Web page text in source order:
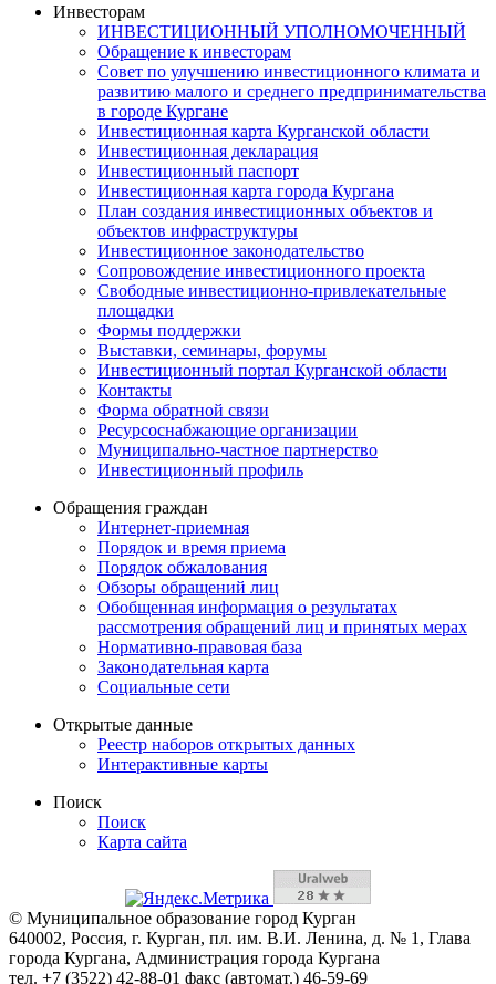
Инвесторам
ИНВЕСТИЦИОННЫЙ УПОЛНОМОЧЕННЫЙ
Обращение к инвесторам
Совет по улучшению инвестиционного климата и
развитию малого и среднего предпринимательства
в городе Кургане
Инвестиционная карта Курганской области
Инвестиционная декларация
Инвестиционный паспорт
Инвестиционная карта города Кургана
План создания инвестиционных объектов и
объектов инфраструктуры
Инвестиционное законодательство
Сопровождение инвестиционного проекта
Свободные инвестиционно-привлекательные
площадки
Формы поддержки
Выставки, семинары, форумы
Инвестиционный портал Курганской области
Контакты
Форма обратной связи
Ресурсоснабжающие организации
Муниципально-частное партнерство
Инвестиционный профиль
Обращения граждан
Интернет-приемная
Порядок и время приема
Порядок обжалования
Обзоры обращений лиц
Обобщенная информация о результатах
рассмотрения обращений лиц и принятых мерах
Нормативно-правовая база
Законодательная карта
Социальные сети
Открытые данные
Реестр наборов открытых данных
Интерактивные карты
Поиск
Поиск
Карта сайта
© Муниципальное образование город Курган
640002, Россия, г. Курган, пл. им. В.И. Ленина, д. № 1, Глава
города Кургана, Администрация города Кургана
тел. +7 (3522) 42-88-01 факс (автомат.) 46-59-69